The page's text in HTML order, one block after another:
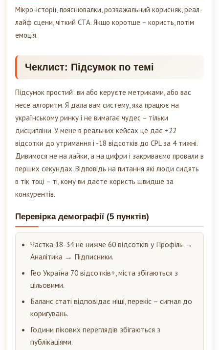
Мікро-історії, пояснювалки, розважальний корисняк, реал-
лайф сцени, чіткий CTA. Якщо коротше – користь, потім
емоція.
Чеклист: Підсумок по темі
Підсумок простий: ви або керуєте метриками, або вас
несе алгоритм. Я дала вам систему, яка працює на
українському ринку і не вимагає чудес – тільки
дисципліни. У мене в реальних кейсах це дає +22
відсотки до утримання і -18 відсотків до CPL за 4 тижні.
Дивимося не на лайки, а на цифри і закриваємо провали в
перших секундах. Відповідь на питання які люди сидять
в тік тоці – ті, кому ви даєте користь швидше за
конкурентів.
Перевірка демографії (5 пунктів)
Частка 18-34 не нижче 60 відсотків у Профіль →
Аналітика → Підписники.
Гео Україна 70 відсотків+, міста збігаються з
цільовими.
Баланс статі відповідає ніші, перекіс – сигнал до
коригувань.
Години пікових переглядів збігаються з
публікаціями.